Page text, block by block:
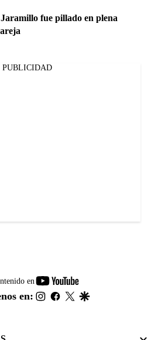
fue pillado en plena
PUBLICIDAD
en
youtube-
footer
en: instagram
facebook
twitter